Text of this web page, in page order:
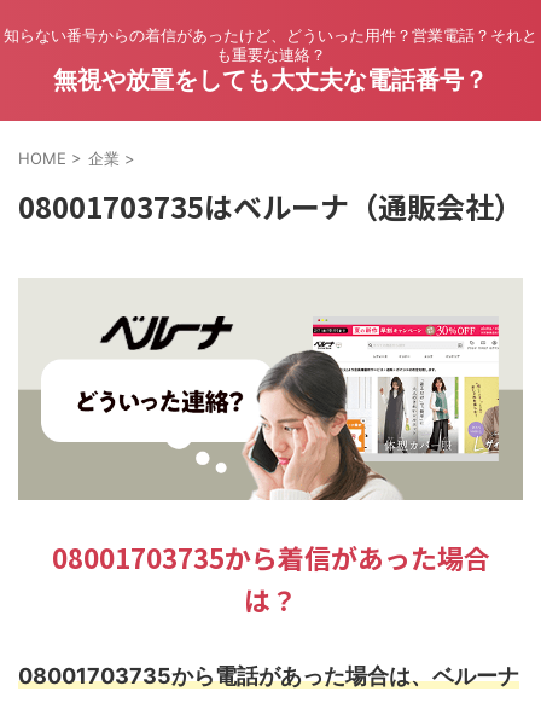
知らない番号からの着信があったけど、どういった用件？営業電話？それと
も重要な連絡？
無視や放置をしても大丈夫な電話番号？
HOME > 企業 >
08001703735はベルーナ（通販会社）
08001703735から着信があった場合
は？
08001703735から電話があった場合は、ベルーナ